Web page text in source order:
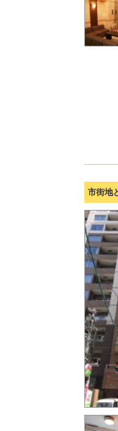
市街地